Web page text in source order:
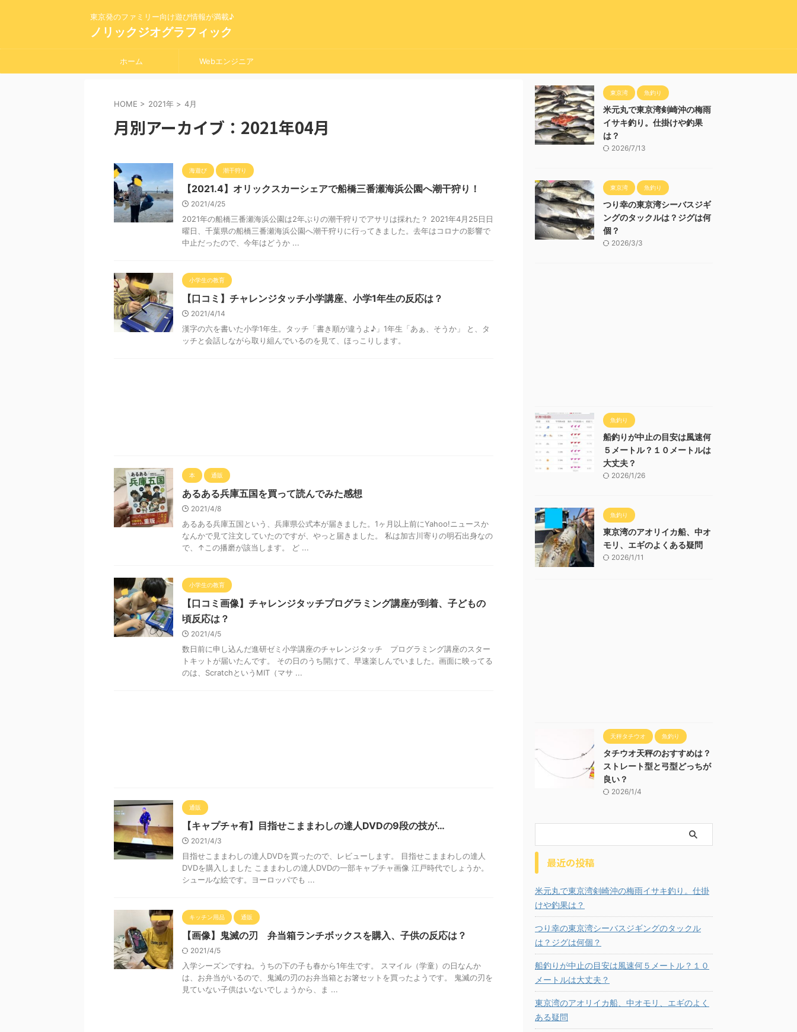
東京発のファミリー向け遊び情報が満載♪
ノリックジオグラフィック
ホーム Webエンジニア
HOME > 2021年 > 4月
月別アーカイブ：2021年04月
海遊び 潮干狩り
【2021.4】オリックスカーシェアで船橋三番瀬海浜公園へ潮干狩り！
2021/4/25
2021年の船橋三番瀬海浜公園は2年ぶりの潮干狩りでアサリは採れた？ 2021年4月25日日
曜日、千葉県の船橋三番瀬海浜公園へ潮干狩りに行ってきました。去年はコロナの影響で
中止だったので、今年はどうか ...
小学生の教育
【口コミ】チャレンジタッチ小学講座、小学1年生の反応は？
2021/4/14
漢字の六を書いた小学1年生。タッチ「書き順が違うよ♪」1年生「あぁ、そうか」 と、タ
ッチと会話しながら取り組んでいるのを見て、ほっこりします。
本 通販
あるある兵庫五国を買って読んでみた感想
2021/4/8
あるある兵庫五国という、兵庫県公式本が届きました。1ヶ月以上前にYahoo!ニュースか
なんかで見て注文していたのですが、やっと届きました。 私は加古川寄りの明石出身なの
で、↑この播磨が該当します。 ど ...
小学生の教育
【口コミ画像】チャレンジタッチプログラミング講座が到着、子どもの
頃反応は？
2021/4/5
数日前に申し込んだ進研ゼミ小学講座のチャレンジタッチ プログラミング講座のスター
トキットが届いたんです。 その日のうち開けて、早速楽しんでいました。画面に映ってる
のは、ScratchというMIT（マサ ...
通販
【キャプチャ有】目指せこままわしの達人DVDの9段の技が…
2021/4/3
目指せこままわしの達人DVDを買ったので、レビューします。 目指せこままわしの達人
DVDを購入しました こままわしの達人DVDの一部キャプチャ画像 江戸時代でしょうか。
シュールな絵です。ヨーロッパでも ...
キッチン用品 通販
【画像】鬼滅の刃 弁当箱ランチボックスを購入、子供の反応は？
2021/4/5
入学シーズンですね。うちの下の子も春から1年生です。 スマイル（学童）の日なんか
は、お弁当がいるので、鬼滅の刃のお弁当箱とお箸セットを買ったようです。 鬼滅の刃を
見ていない子供はいないでしょうから、ま ...
東京湾 魚釣り
米元丸で東京湾剣崎沖の梅雨
イサキ釣り。仕掛けや釣果
は？
2026/7/13
東京湾 魚釣り
つり幸の東京湾シーバスジギ
ングのタックルは？ジグは何
個？
2026/3/3
魚釣り
船釣りが中止の目安は風速何
５メートル？１０メートルは
大丈夫？
2026/1/26
魚釣り
東京湾のアオリイカ船、中オ
モリ、エギのよくある疑問
2026/1/11
天秤タチウオ 魚釣り
タチウオ天秤のおすすめは？
ストレート型と弓型どっちが
良い？
2026/1/4
最近の投稿
米元丸で東京湾剣崎沖の梅雨イサキ釣り。仕掛
けや釣果は？
つり幸の東京湾シーバスジギングのタックル
は？ジグは何個？
船釣りが中止の目安は風速何５メートル？１０
メートルは大丈夫？
東京湾のアオリイカ船、中オモリ、エギのよく
ある疑問